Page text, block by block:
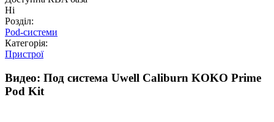
Ні
Розділ:
Pod-системи
Категорія:
Пристрої
Видео: Под система Uwell Caliburn KOKO Prime
Pod Kit